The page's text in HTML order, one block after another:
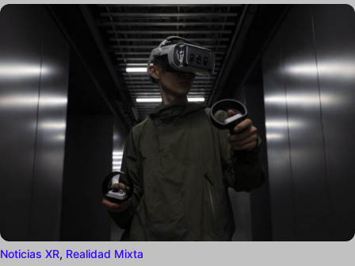
Noticias XR, Realidad Mixta